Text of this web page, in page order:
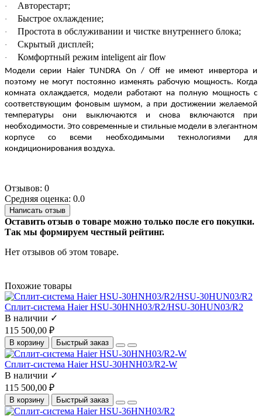
· Авторестарт;
· Быстрое охлаждение;
· Простота в обслуживании и чистке внутреннего блока;
· Скрытый дисплей;
· Комфортный режим inteligent air flow
Модели серии Haier TUNDRA On / Off не имеют инвертора и
поэтому не могут постоянно изменять рабочую мощность. Когда
комната охлаждается, модели работают на полную мощность с
соответствующим фоновым шумом, а при достижении желаемой
температуры они выключаются и снова включаются при
необходимости. Это современные и стильные модели в элегантном
корпусе со всеми необходимыми технологиями для
кондиционирования воздуха.
Отзывов: 0
Средняя оценка: 0.0
Написать отзыв
Оставить отзыв о товаре можно только после его покупки.
Так мы формируем честный рейтинг.
Нет отзывов об этом товаре.
Похожие товары
Сплит-система Haier HSU-30HNH03/R2/HSU-30HUN03/R2
В наличии ✓
115 500,00 ₽
В корзину Быстрый заказ
Сплит-система Haier HSU-30HNH03/R2-W
В наличии ✓
115 500,00 ₽
В корзину Быстрый заказ